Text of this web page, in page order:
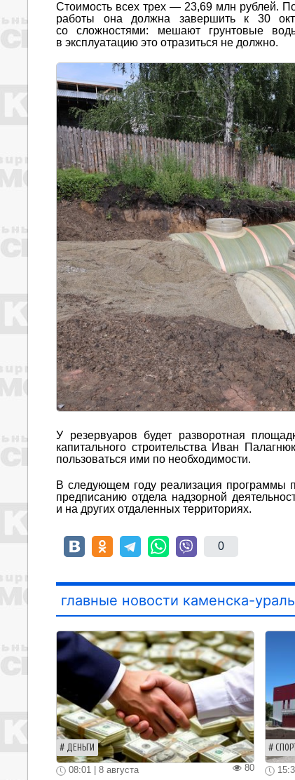
Стоимость всех трех — 23,69 млн рублей.
работы она должна завершить к 30
со сложностями: мешают грунтовые
в эксплуатацию это отразиться не должно.
У резервуаров будет разворотная
капитального строительства Иван
пользоваться ими по необходимости.
В следующем году реализация программы
предписанию отдела надзорной
и на других отдаленных территориях.
0
главные новости каменска-
ДЕНЬГИ
80
08:01 | 8 августа